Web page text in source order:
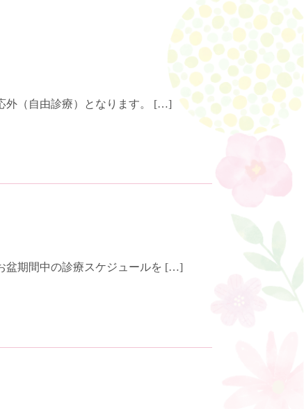
外（自由診療）となります。 […]
盆期間中の診療スケジュールを […]